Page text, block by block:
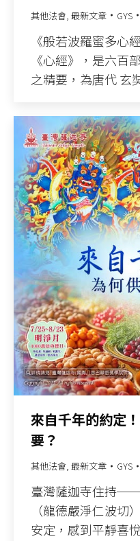
其他法會 最新文章 GYS
《般若波羅蜜多心
《心經》，是六百
之精要，為唐代 玄
來自千年的約定
要？
其他法會, 最新文章 GYS
臺灣薩迦寺住持
（龍德嚴淨仁波切
安定，感到平靜喜